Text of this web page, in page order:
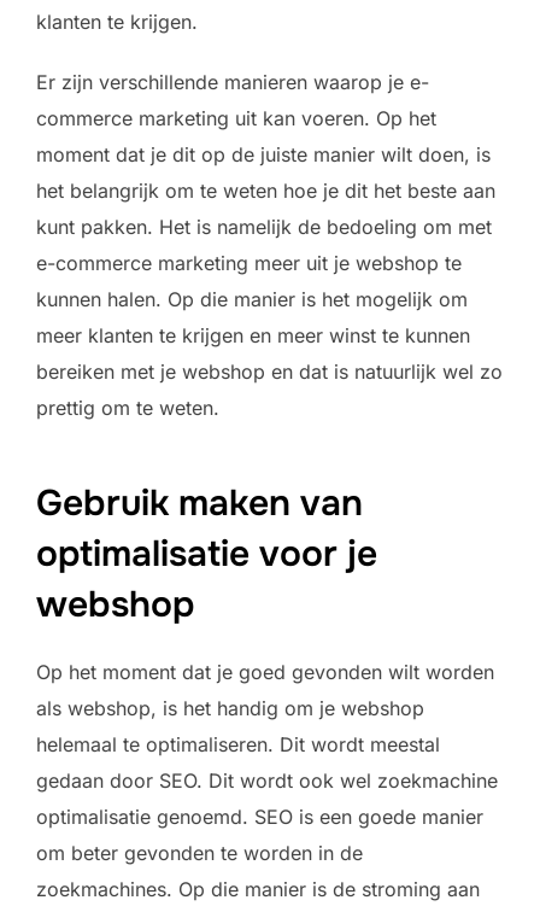
klanten te krijgen.
Er zijn verschillende manieren waarop je e-
commerce marketing uit kan voeren. Op het
moment dat je dit op de juiste manier wilt doen, is
het belangrijk om te weten hoe je dit het beste aan
kunt pakken. Het is namelijk de bedoeling om met
e-commerce marketing meer uit je webshop te
kunnen halen. Op die manier is het mogelijk om
meer klanten te krijgen en meer winst te kunnen
bereiken met je webshop en dat is natuurlijk wel zo
prettig om te weten.
Gebruik maken van
optimalisatie voor je
webshop
Op het moment dat je goed gevonden wilt worden
als webshop, is het handig om je webshop
helemaal te optimaliseren. Dit wordt meestal
gedaan door SEO. Dit wordt ook wel zoekmachine
optimalisatie genoemd. SEO is een goede manier
om beter gevonden te worden in de
zoekmachines. Op die manier is de stroming aan